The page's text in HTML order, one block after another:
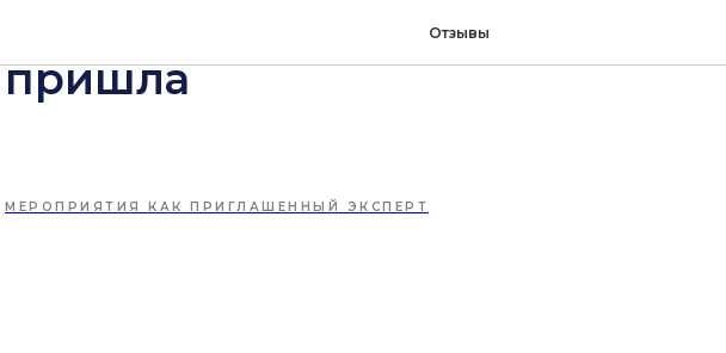
Отзывы
Очень жалею, что раньше к
пришла
МЕРОПРИЯТИЯ КАК ПРИГЛАШЕННЫЙ ЭКСПЕРТ